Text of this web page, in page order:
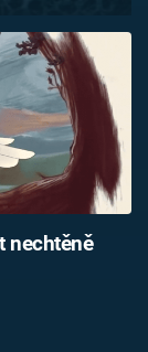
nechtěně